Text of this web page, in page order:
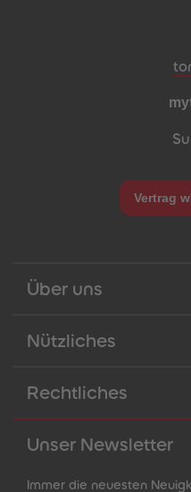
my
Vertrag
Über uns
Nützliches
Rechtliches
Unser Newsletter
Immer die neuesten